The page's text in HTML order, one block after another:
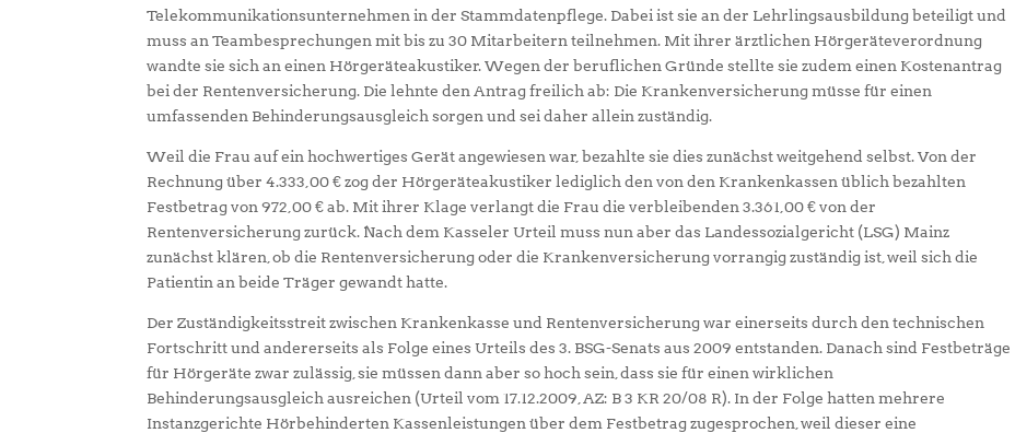
Telekommunikationsunternehmen in der Stammdatenpflege. Dabei ist sie an der Lehrlingsausbildung beteiligt und
muss an Teambesprechungen mit bis zu 30 Mitarbeitern teilnehmen. Mit ihrer ärztlichen Hörgeräteverordnung
wandte sie sich an einen Hörgeräteakustiker. Wegen der beruflichen Gründe stellte sie zudem einen Kostenantrag
bei der Rentenversicherung. Die lehnte den Antrag freilich ab: Die Krankenversicherung müsse für einen
umfassenden Behinderungsausgleich sorgen und sei daher allein zuständig.
Weil die Frau auf ein hochwertiges Gerät angewiesen war, bezahlte sie dies zunächst weitgehend selbst. Von der
Rechnung über 4.333,00 € zog der Hörgeräteakustiker lediglich den von den Krankenkassen üblich bezahlten
Festbetrag von 972,00 € ab. Mit ihrer Klage verlangt die Frau die verbleibenden 3.361,00 € von der
Rentenversicherung zurück. Nach dem Kasseler Urteil muss nun aber das Landessozialgericht (LSG) Mainz
zunächst klären, ob die Rentenversicherung oder die Krankenversicherung vorrangig zuständig ist, weil sich die
Patientin an beide Träger gewandt hatte.
Der Zuständigkeitsstreit zwischen Krankenkasse und Rentenversicherung war einerseits durch den technischen
Fortschritt und andererseits als Folge eines Urteils des 3. BSG-Senats aus 2009 entstanden. Danach sind Festbeträge
für Hörgeräte zwar zulässig, sie müssen dann aber so hoch sein, dass sie für einen wirklichen
Behinderungsausgleich ausreichen (Urteil vom 17.12.2009, AZ: B 3 KR 20/08 R). In der Folge hatten mehrere
Instanzgerichte Hörbehinderten Kassenleistungen über dem Festbetrag zugesprochen, weil dieser eine